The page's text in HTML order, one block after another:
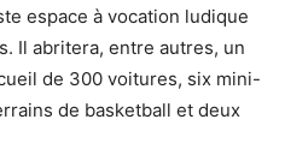
espace à vocation ludique
Il abritera, entre autres, un
de 300 voitures, six mini-
de basketball et deux